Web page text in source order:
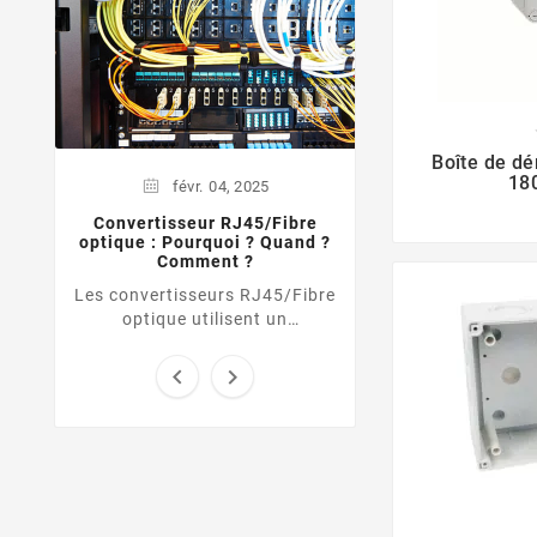
févr. 04, 2025
Convertisseur RJ45/Fibre
optique : Pourquoi ? Quand ?
Comment ?
Les convertisseurs RJ45/Fibre
optique utilisent un
transformer le signal d’une
liaison Ethernet UTP / RJ45
boîtier fermé.
 
Boîte de